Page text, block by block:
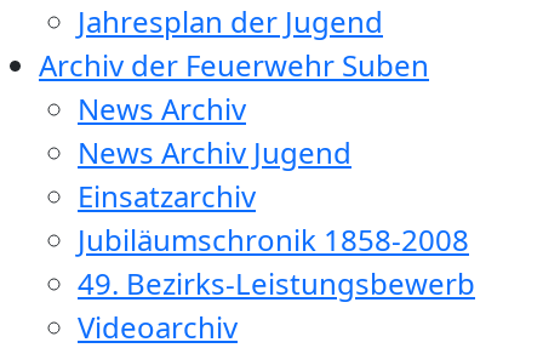
Jahresplan der Jugend
Archiv der Feuerwehr Suben
News Archiv
News Archiv Jugend
Einsatzarchiv
Jubiläumschronik 1858-2008
49. Bezirks-Leistungsbewerb
Videoarchiv